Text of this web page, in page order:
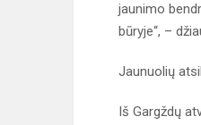
jaunimo
būryje“, –
Jaunuolių
Iš Gargždų